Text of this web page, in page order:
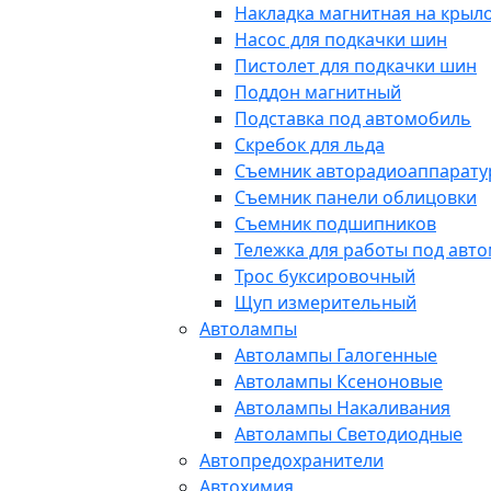
Накладка магнитная на
Насос для подкачки шин
Пистолет для подкачки шин
Поддон магнитный
Подставка под автомобиль
Скребок для льда
Съемник
Съемник панели облицовки
Съемник подшипников
Тележка для работы под
Трос буксировочный
Щуп измерительный
Автолампы
Автолампы Галогенные
Автолампы Ксеноновые
Автолампы Накаливания
Автолампы Светодиодные
Автопредохранители